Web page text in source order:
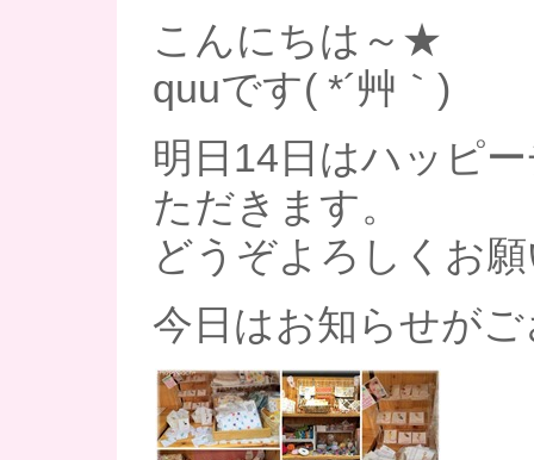
こんにちは～★
quuです( *´艸｀)
明日14日はハッピ
ただきます。
どうぞよろしくお
今日はお知らせが